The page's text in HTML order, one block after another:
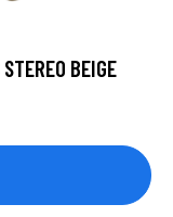
BEIGE